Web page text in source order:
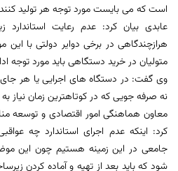
است که می بایست مورد توجه هر تولید
عابدی بیان کرد: عدم رعایت
هرازچندگاهی در برخی دوایر دولتی با
متولیان در خرید دستگاهی باید مورد توجه
وی گفت: در دستگاه های اجرایی یا هر
نه صرفه جویی که در کوتاهترین زمان نیاز
معاون هماهنگی امور اقتصادی و توسعه
کرد: اینکه عدم اجرای استاندارد چه
جامعی در این زمینه هستیم چون این
شود که باید بعد از تهیه و آماده کردن